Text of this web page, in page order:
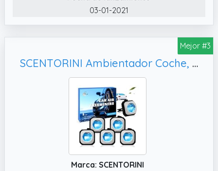
siempre huela bien.
un toque de estilo sutil y moderno a tu coche,
ideales para colgar del espejo retrovisor sin
comprometer el aspecto de tu vehículo.
03-01-2021
Mejor #3
SCENTORINI Ambientador Coche, Elimina los Olores del Perfume Durante 30 Días en Total 6 Unids
Marca: SCENTORINI